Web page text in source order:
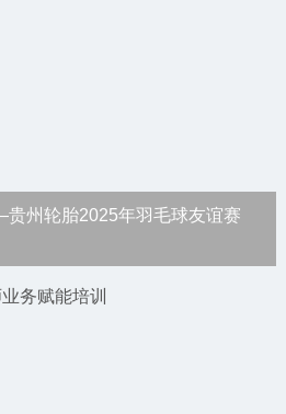
州轮胎2025年羽毛球友谊赛